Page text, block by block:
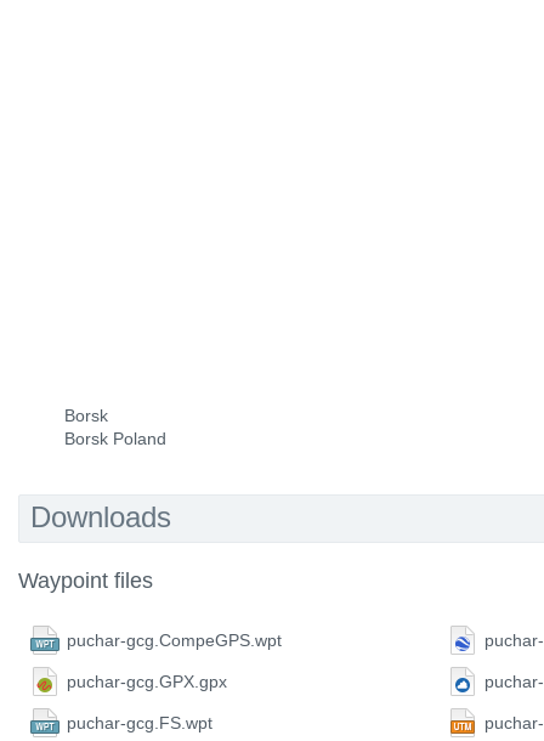
Borsk
Borsk Poland
Downloads
Waypoint files
puchar-gcg.CompeGPS.wpt
puchar-gcg.GPX.gpx
puchar-gcg.FS.wpt